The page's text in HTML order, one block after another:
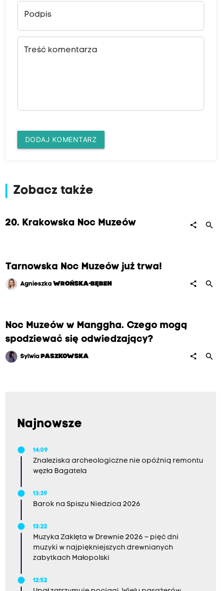
Podpis
Treść komentarza
DODAJ KOMENTARZ
Zobacz także
20. Krakowska Noc Muzeów share search
Tarnowska Noc Muzeów już trwa!
Agnieszka WROŃSKA-BĘBEN share search
Noc Muzeów w Manggha. Czego mogą
spodziewać się odwiedzający?
Sylwia PASZKOWSKA share search
Najnowsze
14:09
Znaleziska archeologiczne nie opóźnią remontu
węzła Bagatela
13:39
Barok na Spiszu Niedzica 2026
13:22
Muzyka Zaklęta w Drewnie 2026 – pięć dni
muzyki w najpiękniejszych drewnianych
zabytkach Małopolski
12:52